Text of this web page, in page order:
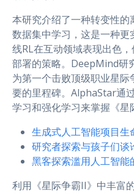
本研究介绍了一种转变性
数据集中学习，这是一种
线RL在互动领域表现出色
部署的策略。DeepMind研
为第一个击败顶级职业星
要的里程碑。AlphaStar通
学习和强化学习来掌握《星
生成式人工智能项目生
研究者探索与孩子们
黑客探索滥用人工智能
利用《星际争霸II》中丰富